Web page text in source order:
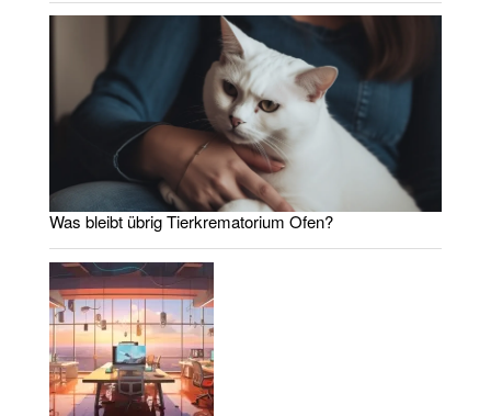
Was bleibt übrig Tierkrematorium Ofen?